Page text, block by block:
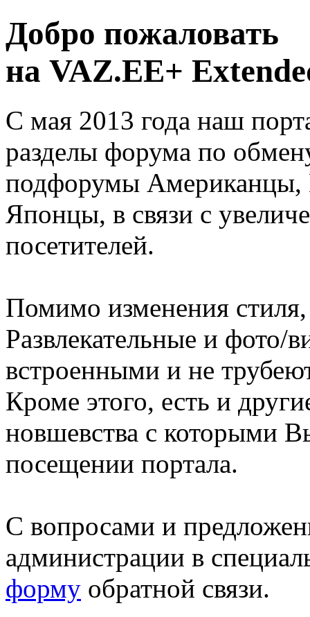
Добро пожаловать
на VAZ.EE+
С мая 2013 года наш
разделы форума по
подфорумы
Японцы, в связи с
посетителей.
Помимо изменения
Развлекательные и фото/
встроенными и не
Кроме этого, есть и
новшевства с которыми
посещении портала.
С вопросами и
администрации в
форму обратной связи.